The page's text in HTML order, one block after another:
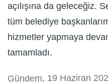
açılışına da geleceğiz.
tüm belediye
hizmetler yapmaya
tamamladı.
Gündem, 19 Haziran